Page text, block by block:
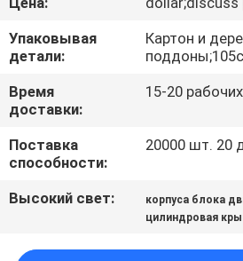
СВЯЖИТЕСЬ
МЫ
НОВОСТИ
ЦИТАТУ
Упаковывая
детали:
Картон и
Время
доставки:
15-20
Поставка
способности:
20000 шт. 20
Высокий свет: корпуса блока
цилиндровая